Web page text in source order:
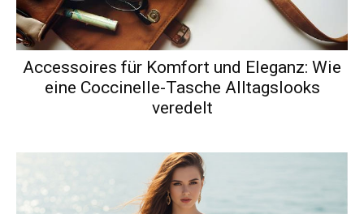
Accessoires für Komfort und Eleganz: Wie
eine Coccinelle-Tasche Alltagslooks
veredelt